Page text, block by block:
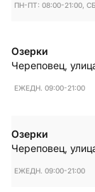
ПН-ПТ: 08:00-21:00,
Озерки
Череповец,
ЕЖЕДН. 09:00-21:00
Озерки
Череповец,
ЕЖЕДН. 09:00-21:00